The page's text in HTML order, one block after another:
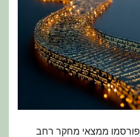
רקע והקשר בדצמבר 2023 פורסמו ממצאי מחקר רחב